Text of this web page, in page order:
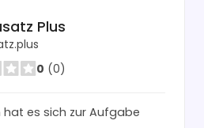
Plus
0 (0)
hat es sich zur Aufgabe